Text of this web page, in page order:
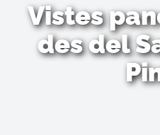
Vistes
des del